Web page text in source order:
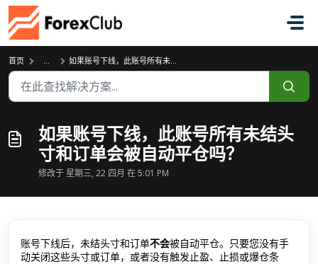
跳过至主要内容
首页 ... 如果账号下线，此账号所有未结头寸和订单会被自动平仓吗？
如果账号下线，此账号所有未结头
寸和订单会被自动平仓吗？
修改于 星期三, 22 四月 在 5:01 PM
账号下线后，未结头寸和订单不会被自动平仓。只要您没有手
动关闭这些头寸或订单，或者没有触发止盈、止损或爆仓条